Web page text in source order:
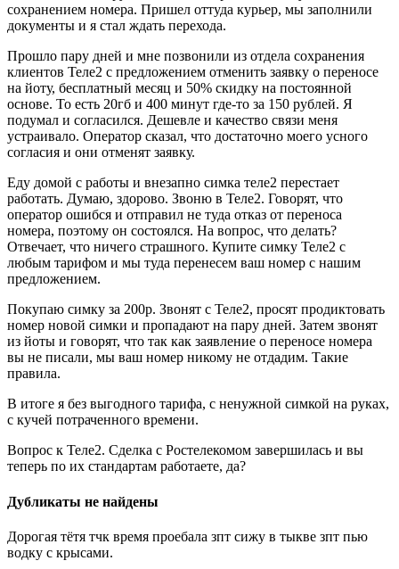
сохранением номера. Пришел оттуда курьер, мы заполнили
документы и я стал ждать перехода.
Прошло пару дней и мне позвонили из отдела сохранения
клиентов Теле2 с предложением отменить заявку о переносе
на йоту, бесплатный месяц и 50% скидку на постоянной
основе. То есть 20гб и 400 минут где-то за 150 рублей. Я
подумал и согласился. Дешевле и качество связи меня
устраивало. Оператор сказал, что достаточно моего усного
согласия и они отменят заявку.
Еду домой с работы и внезапно симка теле2 перестает
работать. Думаю, здорово. Звоню в Теле2. Говорят, что
оператор ошибся и отправил не туда отказ от переноса
номера, поэтому он состоялся. На вопрос, что делать?
Отвечает, что ничего страшного. Купите симку Теле2 с
любым тарифом и мы туда перенесем ваш номер с нашим
предложением.
Покупаю симку за 200р. Звонят с Теле2, просят продиктовать
номер новой симки и пропадают на пару дней. Затем звонят
из йоты и говорят, что так как заявление о переносе номера
вы не писали, мы ваш номер никому не отдадим. Такие
правила.
В итоге я без выгодного тарифа, с ненужной симкой на руках,
с кучей потраченного времени.
Вопрос к Теле2. Сделка с Ростелекомом завершилась и вы
теперь по их стандартам работаете, да?
Дубликаты не найдены
Дорогая тётя тчк время проебала зпт сижу в тыкве зпт пью
водку с крысами.